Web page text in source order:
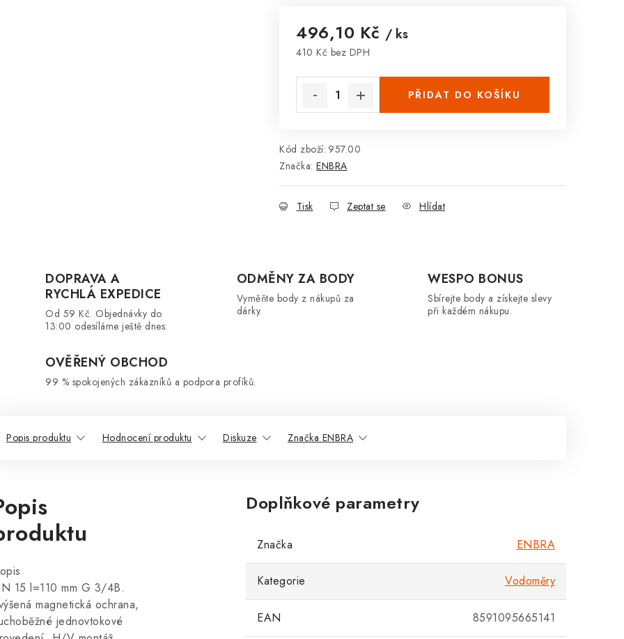
496,10 Kč / ks
410 Kč bez DPH
PŘIDAT DO KOŠÍKU
Kód zboží: 957.00
Značka: ENBRA
Tisk Zeptat se Hlídat
DOPRAVA A
RYCHLÁ EXPEDICE
Od 59 Kč. Objednávky do
13:00 odesíláme ještě dnes.
ODMĚNY ZA BODY
Vyměňte body z nákupů za
dárky.
WESPO BONUS
Sbírejte body a získejte slevy
při každém nákupu.
OVĚŘENÝ OBCHOD
99 % spokojených zákazníků a podpora profíků.
Popis produktu Hodnocení produktu Diskuze Značka ENBRA
15 l=110 mm G 3/4B.
magnetická ochrana,
jednovtokové
Doplňkové parametry
Značka ENBRA
Kategorie Vodoměry
EAN 8591095665141
Stačí napsat, poradíme s čímkoli.